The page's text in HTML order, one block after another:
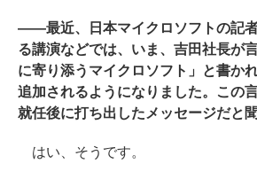
――最近、日本マイクロソフトの記
る講演などでは、いま、吉田社長が
に寄り添うマイクロソフト」と書か
追加されるようになりました。この
就任後に打ち出したメッセージだと
はい、そうです。